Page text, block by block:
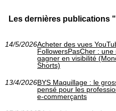
Les dernières publications
14/5/2026Acheter des vues
FollowersPasCher :
gagner en visibilité
Shorts)
13/4/2026BYS Maquillage : le
pensé pour les
e-commerçants